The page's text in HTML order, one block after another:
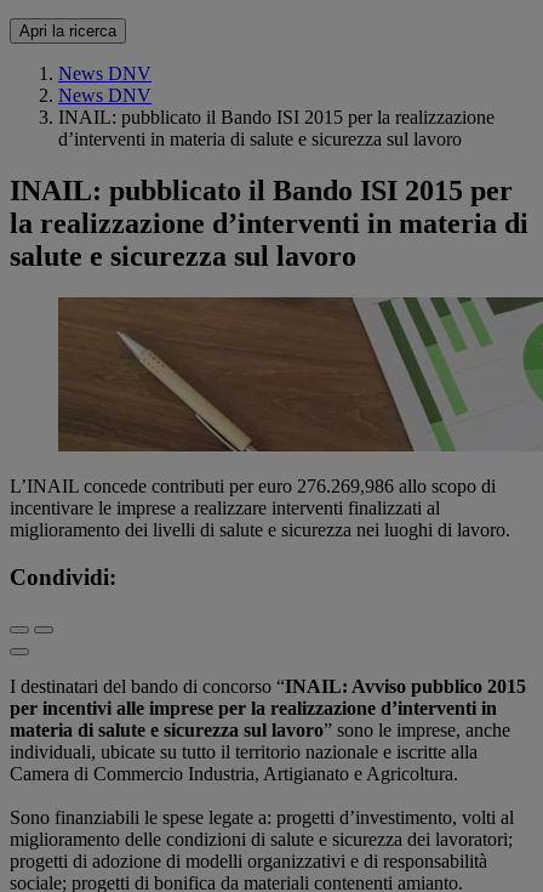
Apri la ricerca
News DNV
News DNV
INAIL: pubblicato il Bando ISI 2015 per la realizzazione
d’interventi in materia di salute e sicurezza sul lavoro
INAIL: pubblicato il Bando ISI 2015 per
la realizzazione d’interventi in materia di
salute e sicurezza sul lavoro
​L’INAIL concede contributi per euro 276.269,986 allo scopo di
incentivare le imprese a realizzare interventi finalizzati al
miglioramento dei livelli di salute e sicurezza nei luoghi di lavoro.
Condividi:
I destinatari del bando di concorso “INAIL: Avviso pubblico 2015
per incentivi alle imprese per la realizzazione d’interventi in
materia di salute e sicurezza sul lavoro” sono le imprese, anche
individuali, ubicate su tutto il territorio nazionale e iscritte alla
Camera di Commercio Industria, Artigianato e Agricoltura.
Sono finanziabili le spese legate a: progetti d’investimento, volti al
miglioramento delle condizioni di salute e sicurezza dei lavoratori;
progetti di adozione di modelli organizzativi e di responsabilità
sociale; progetti di bonifica da materiali contenenti amianto.